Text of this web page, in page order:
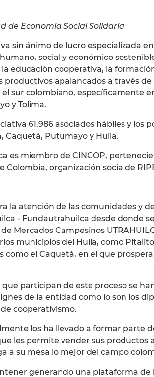
de Economía Social Solidaria
sin ánimo de lucro especializada
social y económico
educación cooperativa, la
productivos apalancados a través
sur colombiano, específicamente
y Tolima.
61.986 asociados hábiles y los
Caquetá, Putumayo y Huila.
es miembro de CINCOP,
Colombia, organización socia de
la atención de las comunidades y
- Fundautrahuilca desde donde
Mercados Campesinos
municipios del Huila, como
como el Caquetá, en el que prospera
que participan de este proceso se
de la entidad como lo son los
cooperativismo.
los ha llevado a formar parte
les permite vender sus productos
a su mesa lo mejor del campo
generando una plataforma de